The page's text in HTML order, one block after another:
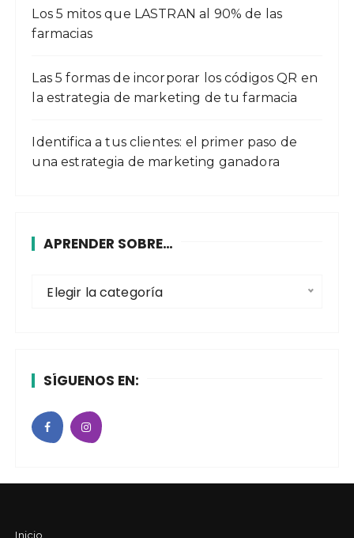
Los 5 mitos que LASTRAN al 90% de las
farmacias
Las 5 formas de incorporar los códigos QR en
la estrategia de marketing de tu farmacia
Identifica a tus clientes: el primer paso de
una estrategia de marketing ganadora
APRENDER SOBRE…
r
s
b
Elegir la categoría
SÍGUENOS EN:
Inicio